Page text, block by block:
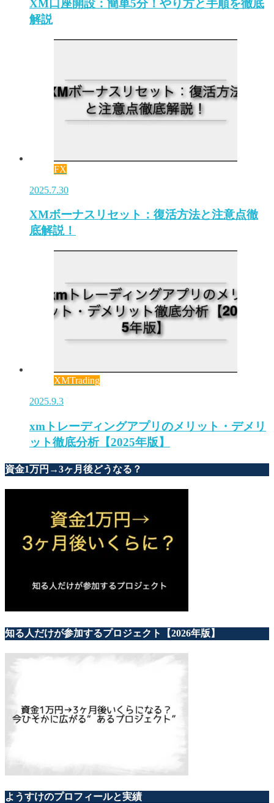
XM口座開設：簡単5分！やり方と手順を徹底
解説
FX
2025.7.30
XMボーナスリセット：復活方法と注意点徹
底解説！
XMTrading
2025.9.3
xmトレーディングアプリのメリット・デメリ
ット徹底分析【2025年版】
資金1万円→3ヶ月後どうなる？
知る人だけが参加するプロジェクト【2026年版】
ようすけのプロフィールと実績